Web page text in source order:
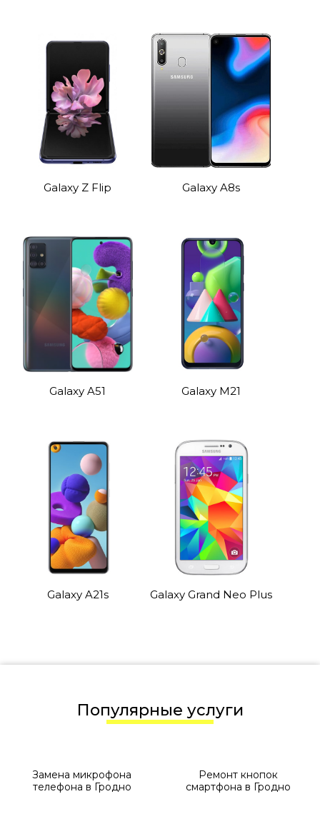
Galaxy Z Flip Galaxy A8s
Galaxy A51 Galaxy M21
Galaxy A21s Galaxy Grand Neo Plus
Популярные услуги
Замена микрофона
телефона в Гродно
Ремонт кнопок
смартфона в Гродно